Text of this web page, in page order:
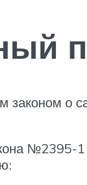
законом о
№2395-1